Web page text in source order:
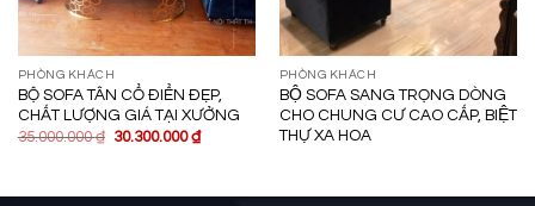
PHÒNG KHÁCH
BỘ SOFA TÂN CỔ ĐIỂN ĐẸP,
CHẤT LƯỢNG GIÁ TẠI XƯỞNG
35.000.000₫ 30.300.000₫
PHÒNG KHÁCH
BỘ SOFA SANG TRỌNG DÒNG
CHO CHUNG CƯ CAO CẤP, BIỆT
THỰ XA HOA